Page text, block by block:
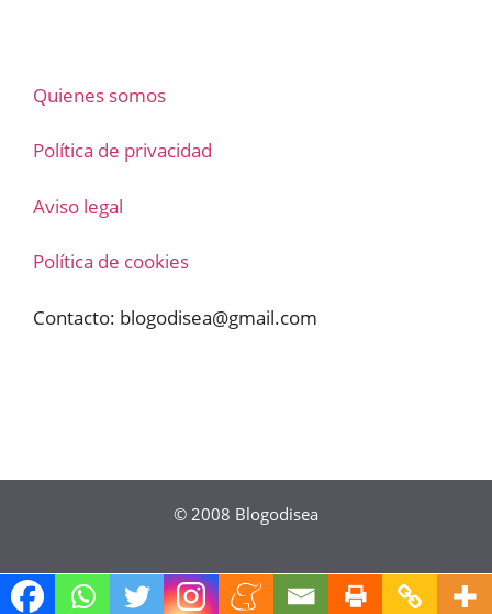
Quienes somos
Política de privacidad
Aviso legal
Política de cookies
Contacto: blogodisea@gmail.com
© 2008 Blogodisea